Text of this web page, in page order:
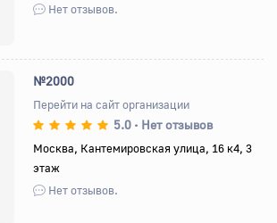
Нет отзывов.
№2000
Перейти на сайт организации
5.0 • Нет отзывов
Москва, Кантемировская улица, 16 к4, 3
этаж
Нет отзывов.